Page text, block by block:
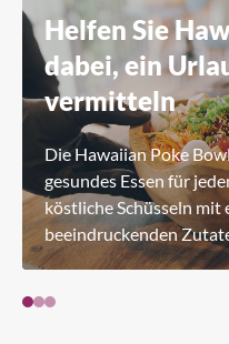
Helfen Sie
dabei, ein
vermitteln
Die Hawaiian Poke
gesundes Essen für
köstliche Schüsseln
beeindruckenden